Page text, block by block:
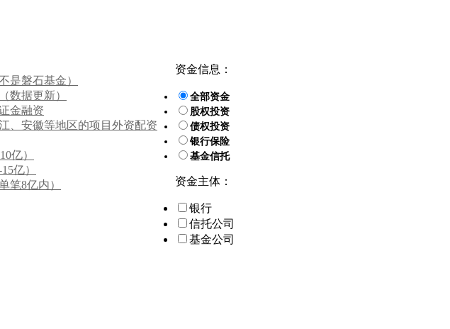
是磐石基金）
数据更新）
金融资
、安徽等地区的项目外资配资
亿）
亿）
笔8亿内）
资金信息：
全部资金
股权投资
债权投资
银行保险
基金信托
资金主体：
银行
信托公司
基金公司